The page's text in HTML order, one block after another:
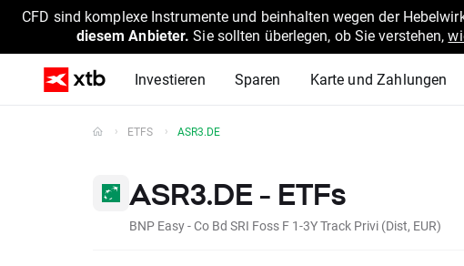
CFD sind komplexe Instrumente und beinhalten wegen der
diesem Anbieter. Sie sollten überlegen, ob Sie verstehen,
Investieren Sparen Karte und Zahlungen
ETFS ASR3.DE
ASR3.DE - ETFs
BNP Easy - Co Bd SRI Foss F 1-3Y Track Privi (Dist, EUR)